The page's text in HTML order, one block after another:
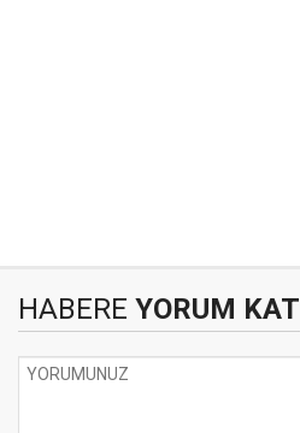
HABERE YORUM KAT